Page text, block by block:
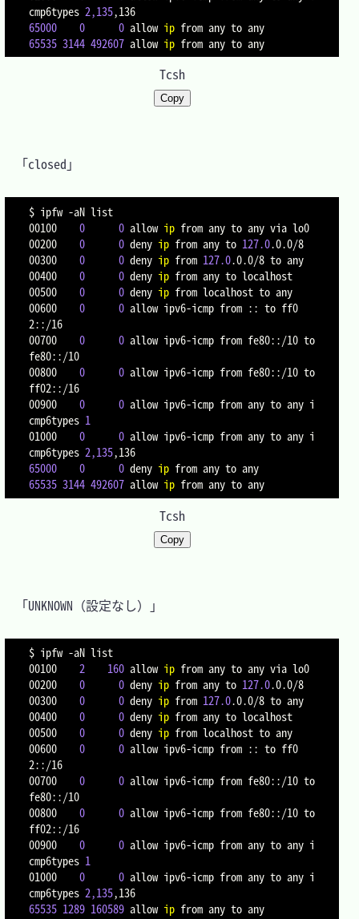
cmp6types 2,135
65000
0 0 allow ip
65535 3144 492607 allow ip
Tcsh
Copy
「closed」
$ ipfw -aN list
00100 0 0 allow ip from any to any via lo0
00200 0 0 deny ip from any to 127.0.0.0/8
00300 0 0 deny ip from 127.0.0.0/8 to any
00400 0 0 deny ip from any to localhost
00500 0 0 deny ip from localhost to any
00600 0 0 allow ipv6-icmp from :: to ff0
2::/16
00700 0 0 allow ipv6-icmp from fe80::/10 to
fe80::/10
00800 0 0 allow ipv6-icmp from fe80::/10 to
ff02::/16
00900 0 0 allow ipv6-icmp from any to any i
cmp6types 1
01000 0 0 allow ipv6-icmp from any to any i
cmp6types 2,135
65000
0 0 deny ip
65535 3144 492607 allow ip
Tcsh
Copy
「UNKNOWN（設定なし）」
$ ipfw -aN list
00100 2 160 allow ip from any to any via lo0
00200 0 0 deny ip from any to 127.0.0.0/8
00300 0 0 deny ip from 127.0.0.0/8 to any
00400 0 0 deny ip from any to localhost
00500 0 0 deny ip from localhost to any
00600 0 0 allow ipv6-icmp from :: to ff0
2::/16
00700 0 0 allow ipv6-icmp from fe80::/10 to
fe80::/10
00800 0 0 allow ipv6-icmp from fe80::/10 to
ff02::/16
00900 0 0 allow ipv6-icmp from any to any i
cmp6types 1
01000 0 0 allow ipv6-icmp from any to any i
cmp6types 2,135
65535 1289 160589 allow ip